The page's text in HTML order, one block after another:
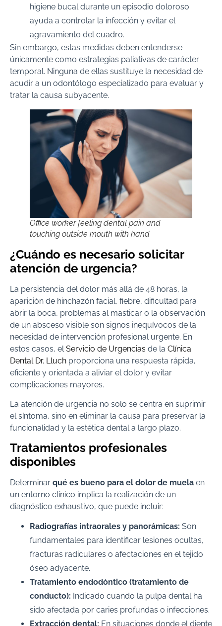
higiene bucal durante un episodio doloroso
ayuda a controlar la infección y evitar el
agravamiento del cuadro.
Sin embargo, estas medidas deben entenderse
únicamente como estrategias paliativas de carácter
temporal. Ninguna de ellas sustituye la necesidad de
acudir a un odontólogo especializado para evaluar y
tratar la causa subyacente.
Office worker feeling dental pain and
touching outside mouth with hand
¿Cuándo es necesario solicitar
atención de urgencia?
La persistencia del dolor más allá de 48 horas, la
aparición de hinchazón facial, fiebre, dificultad para
abrir la boca, problemas al masticar o la observación
de un absceso visible son signos inequívocos de la
necesidad de intervención profesional urgente. En
estos casos, elServicio de Urgencias de la Clínica
Dental Dr. Lluch proporciona una respuesta rápida,
eficiente y orientada a aliviar el dolor y evitar
complicaciones mayores.
La atención de urgencia no solo se centra en suprimir
el síntoma, sino en eliminar la causa para preservar la
funcionalidad y la estética dental a largo plazo.
Tratamientos profesionales
disponibles
Determinar qué es bueno para el dolor de muela en
un entorno clínico implica la realización de un
diagnóstico exhaustivo, que puede incluir:
Radiografías intraorales y panorámicas: Son
fundamentales para identificar lesiones ocultas,
fracturas radiculares o afectaciones en el tejido
óseo adyacente.
Tratamiento endodóntico (tratamiento de
conducto): Indicado cuando la pulpa dental ha
sido afectada por caries profundas o infecciones.
Extracción dental: En situaciones donde el diente